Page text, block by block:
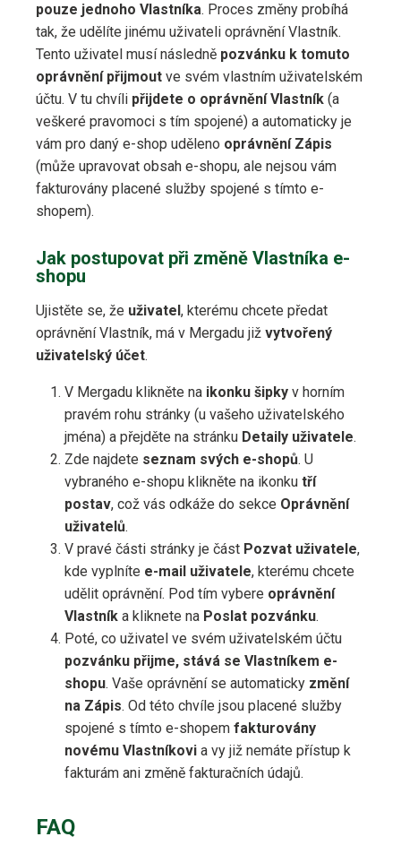
pouze jednoho Vlastníka. Proces změny probíhá
tak, že udělíte jinému uživateli oprávnění Vlastník.
Tento uživatel musí následně pozvánku k tomuto
oprávnění přijmout ve svém vlastním uživatelském
účtu. V tu chvíli přijdete o oprávnění Vlastník (a
veškeré pravomoci s tím spojené) a automaticky je
vám pro daný e-shop uděleno oprávnění Zápis
(může upravovat obsah e-shopu, ale nejsou vám
fakturovány placené služby spojené s tímto e-
shopem).
Jak postupovat při změně Vlastníka e-
shopu
Ujistěte se, že uživatel , kterému chcete předat
oprávnění Vlastník, má v Mergadu již vytvořený
uživatelský účet.
V Mergadu klikněte na ikonku šipky v horním
pravém rohu stránky (u vašeho uživatelského
jména) a přejděte na stránku Detaily uživatele.
Zde najdete seznam svých e-shopů. U
vybraného e-shopu klikněte na ikonku tří
postav, což vás odkáže do sekce Oprávnění
uživatelů.
V pravé části stránky je část Pozvat uživatele,
kde vyplníte e-mail uživatele, kterému chcete
udělit oprávnění. Pod tím vybere oprávnění
Vlastník a kliknete na Poslat pozvánku.
Poté, co uživatel ve svém uživatelském účtu
pozvánku přijme, stává se Vlastníkem e-
shopu. Vaše oprávnění se automaticky změní
na Zápis. Od této chvíle jsou placené služby
spojené s tímto e-shopem fakturovány
novému Vlastníkovi a vy již nemáte přístup k
fakturám ani změně fakturačních údajů.
FAQ